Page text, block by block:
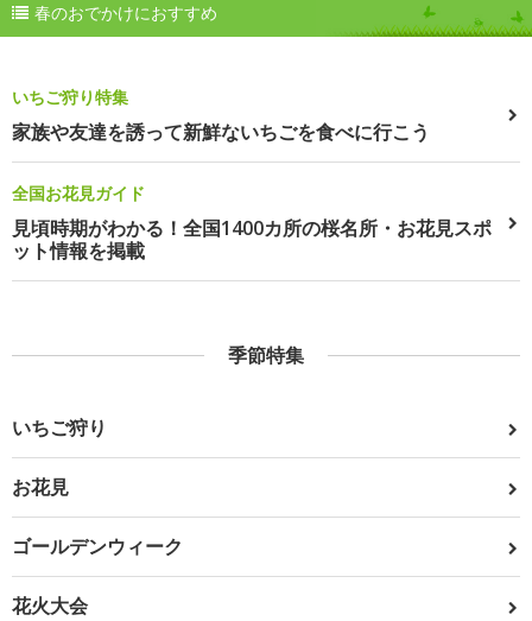
春のおでかけにおすすめ
いちご狩り特集
家族や友達を誘って新鮮ないちごを食べに行こう
全国お花見ガイド
見頃時期がわかる！全国1400カ所の桜名所・お花見スポ
ット情報を掲載
季節特集
いちご狩り
お花見
ゴールデンウィーク
花火大会